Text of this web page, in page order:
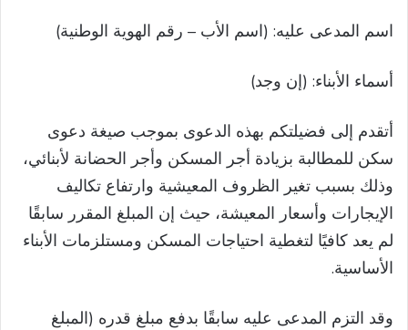
اسم المدعى عليه: (اسم الأب – رقم الهوية الوطنية)
أسماء الأبناء: (إن وجد)
أتقدم إلى فضيلتكم بهذه الدعوى بموجب صيغة دعوى
سكن للمطالبة بزيادة أجر المسكن وأجر الحضانة لأبنائي،
وذلك بسبب تغير الظروف المعيشية وارتفاع تكاليف
الإيجارات وأسعار المعيشة، حيث إن المبلغ المقرر سابقًا
لم يعد كافيًا لتغطية احتياجات المسكن ومستلزمات الأبناء
الأساسية.
وقد التزم المدعى عليه سابقًا بدفع مبلغ قدره (المبلغ